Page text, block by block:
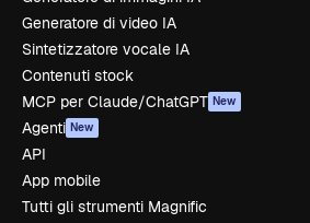
Generatore di video IA
Sintetizzatore vocale IA
Contenuti stock
MCP per Claude/ChatGPT New
Agenti New
API
App mobile
Tutti gli strumenti Magnific